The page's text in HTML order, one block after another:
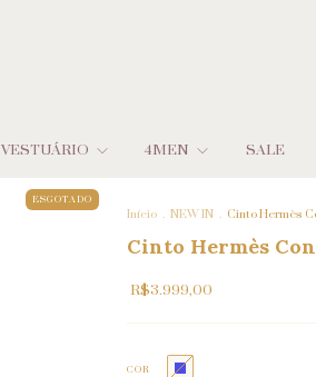
VESTUÁRIO 4MEN SALE
ESGOTADO
Início . NEW IN . Cinto Hermès
Cinto Hermès
R$3.999,00
COR